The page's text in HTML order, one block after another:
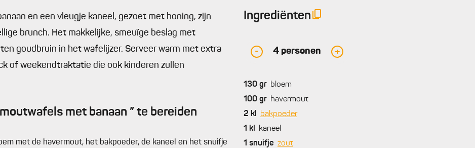
Ingrediënten
- 4 personen +
130 gr bloem
100 gr havermout
2 kl
bakpoeder
1 kl
kaneel
1 snuifje zout
en een vleugje kaneel, gezoet met honing, zijn
brunch. Het makkelijke, smeuïge beslag met
goudbruin in het wafelijzer. Serveer warm met extra
of weekendtraktatie die ook kinderen zullen
met banaan ” te bereiden
met de havermout, het bakpoeder, de kaneel en het snuifje